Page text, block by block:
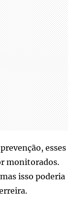
esses
monitorados.
isso poderia